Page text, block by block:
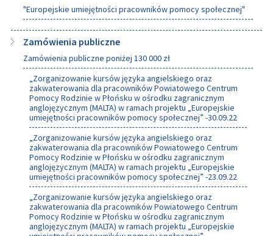
"Europejskie umiejętności pracowników pomocy społecznej"
Zamówienia publiczne
Zamówienia publiczne poniżej 130 000 zł
„Zorganizowanie kursów języka angielskiego oraz
zakwaterowania dla pracowników Powiatowego Centrum
Pomocy Rodzinie w Płońsku w ośrodku zagranicznym
anglojęzycznym (MALTA) w ramach projektu „Europejskie
umiejętności pracowników pomocy społecznej” -30.09.22
„Zorganizowanie kursów języka angielskiego oraz
zakwaterowania dla pracowników Powiatowego Centrum
Pomocy Rodzinie w Płońsku w ośrodku zagranicznym
anglojęzycznym (MALTA) w ramach projektu „Europejskie
umiejętności pracowników pomocy społecznej” -23.09.22
„Zorganizowanie kursów języka angielskiego oraz
zakwaterowania dla pracowników Powiatowego Centrum
Pomocy Rodzinie w Płońsku w ośrodku zagranicznym
anglojęzycznym (MALTA) w ramach projektu „Europejskie